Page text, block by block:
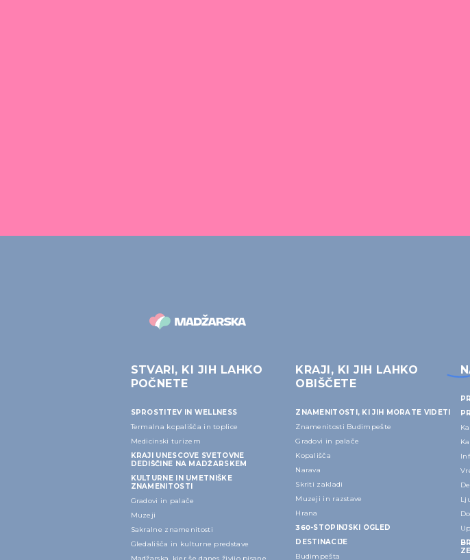
STVARI, KI JIH LAHKO
POČNETE
SPROSTITEV IN WELLNESS
Termalna kopališča in toplice
Medicinski turizem
KRAJI UNESCOVE SVETOVNE
DEDIŠČINE NA MADŽARSKEM
KULTURNE IN UMETNIŠKE
ZNAMENITOSTI
Gradovi in palače
Muzeji
Sakralne znamenitosti
Gledališča in kulturne predstave
KRAJI, KI JIH LAHKO
OBIŠČETE
ZNAMENITOSTI, KI JIH MORATE VIDETI
Znamenitosti Budimpešte
Gradovi in palače
Kopališča
Narava
Skriti zakladi
Muzeji in razstave
Hrana
360-STOPINJSKI OGLED
DESTINACIJE
Budimpešta